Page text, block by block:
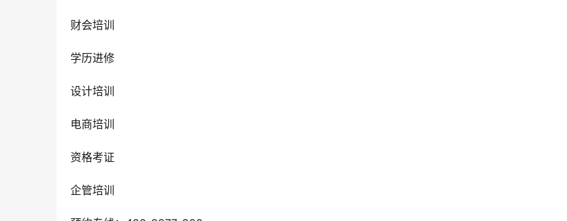
财会培训
学历进修
设计培训
电商培训
资格考证
企管培训